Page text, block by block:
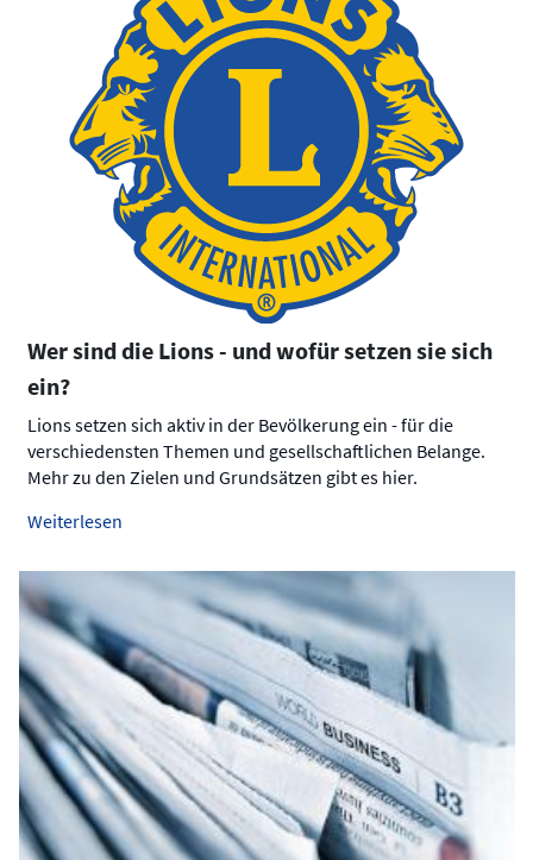
Wer sind die Lions - und wofür setzen sie sich
ein?
Lions setzen sich aktiv in der Bevölkerung ein - für die
verschiedensten Themen und gesellschaftlichen Belange.
Mehr zu den Zielen und Grundsätzen gibt es hier.
Weiterlesen